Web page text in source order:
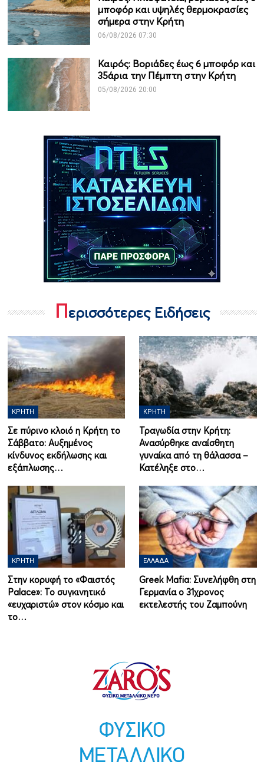
μποφόρ και υψηλές θερμοκρασίες
σήμερα στην Κρήτη
06/08/2026 07:30
Καιρός: Βοριάδες έως 6 μποφόρ και
35άρια την Πέμπτη στην Κρήτη
05/08/2026 20:00
Περισσότερες Ειδήσεις
ΚΡΉΤΗ
Σε πύρινο κλοιό η Κρήτη το
Σάββατο: Αυξημένος
κίνδυνος εκδήλωσης και
εξάπλωσης…
ΚΡΉΤΗ
Τραγωδία στην Κρήτη:
Ανασύρθηκε αναίσθητη
γυναίκα από τη θάλασσα –
Κατέληξε στο…
ΚΡΉΤΗ
Στην κορυφή το «Φαιστός
Palace»: Το συγκινητικό
«ευχαριστώ» στον κόσμο και
το…
ΕΛΛΆΔΑ
Greek Mafia: Συνελήφθη στη
Γερμανία ο 31χρονος
εκτελεστής του Ζαμπούνη